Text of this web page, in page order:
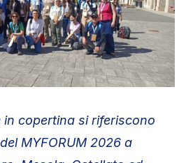
in copertina si riferiscono
MYFORUM 2026 a